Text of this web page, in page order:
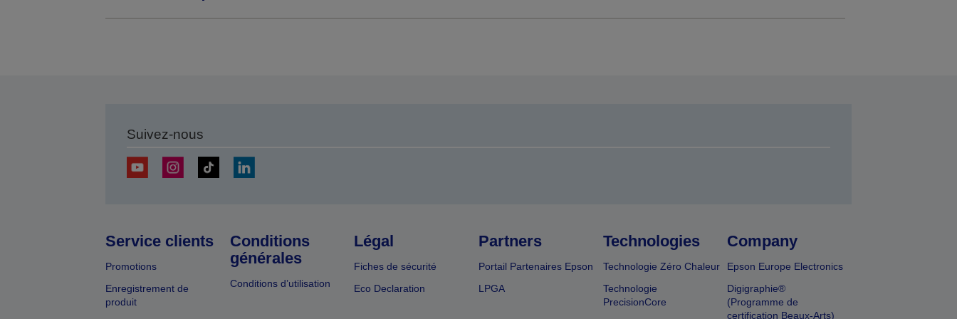
Suivez-nous
Service clients
Promotions
Enregistrement de
produit
Conditions
générales
Conditions d’utilisation
Légal
Fiches de sécurité
Eco Declaration
Partners
Portail Partenaires Epson
LPGA
Technologies
Technologie Zéro Chaleur
Technologie
PrecisionCore
Company
Epson Europe Electronics
Digigraphie®
(Programme de
certification Beaux-Arts)